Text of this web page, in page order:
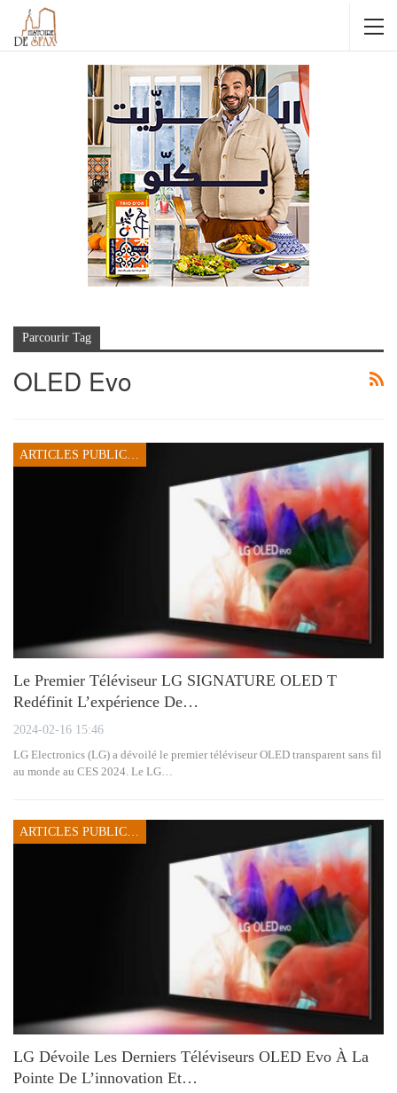
Parcourir Tag
OLED Evo
ARTICLES PUBLICITAIRES
Le Premier Téléviseur LG SIGNATURE OLED T
Redéfinit L’expérience De…
2024-02-16 15:46
LG Electronics (LG) a dévoilé le premier téléviseur OLED transparent sans fil
au monde au CES 2024. Le LG…
LG Dévoile Les Derniers Téléviseurs OLED Evo À La
Pointe De L’innovation Et…